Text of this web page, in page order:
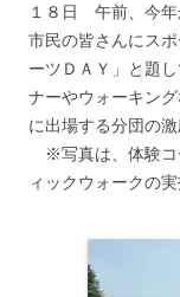
１８日 午前、今年
市民の皆さんにス
ーツＤＡＹ」と題
ナーやウォーキン
に出場する分団の激
※写真は、体験コ
ィックウォークの実